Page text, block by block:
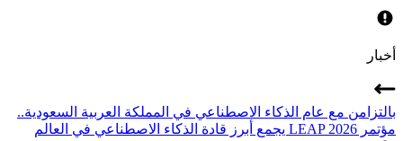
أخبار
بالتزامن مع عام الذكاء الاصطناعي في المملكة العربية السعودية..
مؤتمر LEAP 2026 يجمع أبرز قادة الذكاء الاصطناعي في العالم